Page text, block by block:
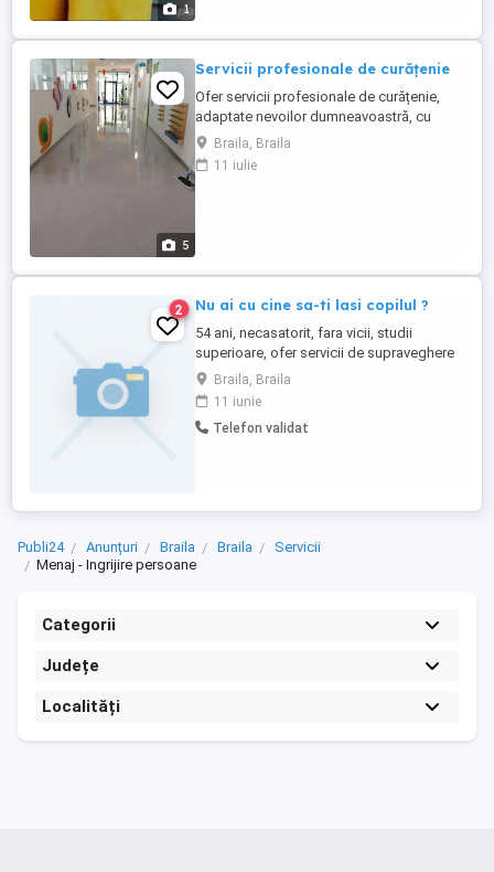
1
5
Servicii profesionale de curățenie
Ofer servicii profesionale de curățenie,
adaptate nevoilor dumneavoastră, cu
seriozitate, atenție la detalii și rezultate de
calitate. Servicii de curățenie: Curățenie
generală și în amănunt Curățenie de
Braila, Braila
11 iulie
2 Nu ai cu cine sa-ti lasi copilul ?
54 ani, necasatorit, fara vicii, studii
superioare, ofer servicii de supraveghere
copii (luat de la scoala, facut lectii,
plimbari etc.), clasele 0-4.
Braila, Braila
11 iunie
Telefon validat
Publi24 Anunțuri Braila Braila
Servicii
Menaj - Ingrijire persoane
Categorii
Județe
Localități